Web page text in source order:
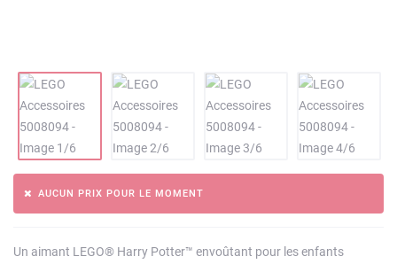
AUCUN PRIX POUR LE MOMENT
Un aimant LEGO® Harry Potter™ envoûtant pour les enfants